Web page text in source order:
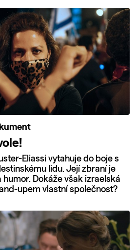
Eliassi vytahuje do boje s
lidu. Její zbraní je
humor. Dokáže však izraelská
upem vlastní společnost?